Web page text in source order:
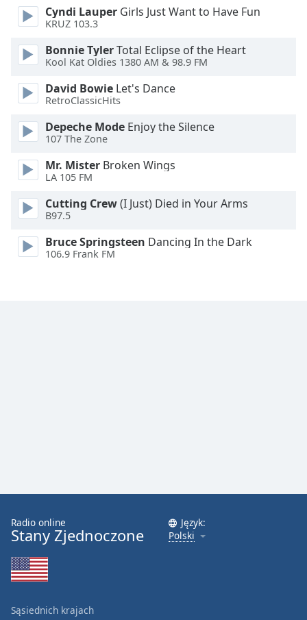
Font
Family
Reset
Close
Modal
dialog
window.
Cyndi Lauper Girls Just Want to Have Fun
KRUZ 103.3
Bonnie TylerTotal Eclipse of the Heart
Kool Kat Oldies 1380 AM & 98.9 FM
David Bowie Let's Dance
RetroClassicHits
Depeche Mode Enjoy the Silence
107 The Zone
Mr. Mister Broken Wings
LA 105 FM
Cutting Crew(I Just) Died in Your Arms
B97.5
Bruce Springsteen Dancing In the Dark
106.9 Frank FM
Radio online
Stany Zjednoczone
Język:
Polski
Sąsiednich krajach